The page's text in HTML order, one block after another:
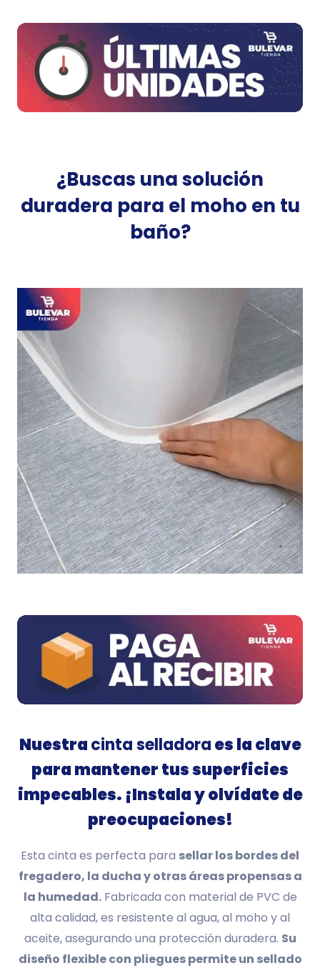
¿Buscas una solución
duradera para el moho en tu
baño?
Nuestracinta selladoraes la clave
para mantener tus superficies
impecables. ¡Instala y olvídate de
preocupaciones!
Esta cinta es perfecta para sellar los bordes del
fregadero, la ducha y otras áreas propensas a
la humedad.Fabricada con material de PVC de
alta calidad, es resistente al agua, al moho y al
aceite, asegurando una protección duradera. Su
diseño flexible con pliegues permite un sellado